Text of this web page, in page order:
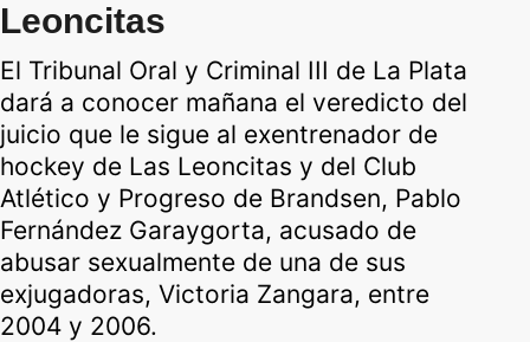
Leoncitas
El Tribunal Oral y Criminal III de La Plata
dará a conocer mañana el veredicto del
juicio que le sigue al exentrenador de
hockey de Las Leoncitas y del Club
Atlético y Progreso de Brandsen, Pablo
Fernández Garaygorta, acusado de
abusar sexualmente de una de sus
exjugadoras, Victoria Zangara, entre
2004 y 2006.